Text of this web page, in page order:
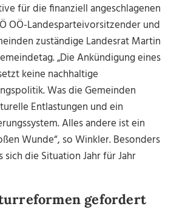
für die finanziell angeschlagenen
OÖ-Landesparteivorsitzender und
zuständige Landesrat Martin
„Die Ankündigung eines
keine nachhaltige
Was die Gemeinden
Entlastungen und ein
Alles andere ist ein
Wunde“, so Winkler. Besonders
sich die Situation Jahr für Jahr
gefordert